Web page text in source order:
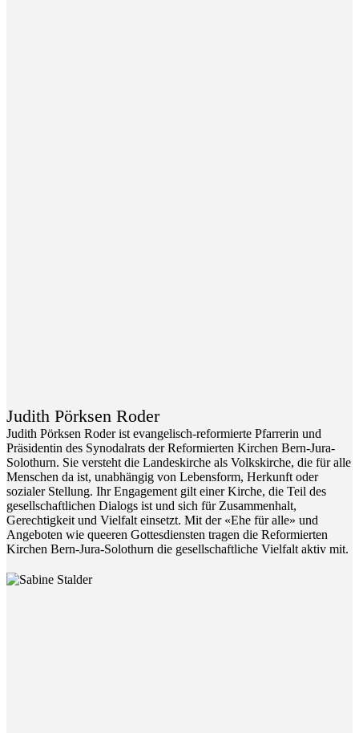
Judith Pörksen Roder
Judith Pörksen Roder ist evangelisch-reformierte Pfarrerin und
Präsidentin des Synodalrats der Reformierten Kirchen Bern-Jura-
Solothurn. Sie versteht die Landeskirche als Volkskirche, die für alle
Menschen da ist, unabhängig von Lebensform, Herkunft oder
sozialer Stellung. Ihr Engagement gilt einer Kirche, die Teil des
gesellschaftlichen Dialogs ist und sich für Zusammenhalt,
Gerechtigkeit und Vielfalt einsetzt. Mit der «Ehe für alle» und
Angeboten wie queeren Gottesdiensten tragen die Reformierten
Kirchen Bern-Jura-Solothurn die gesellschaftliche Vielfalt aktiv mit.